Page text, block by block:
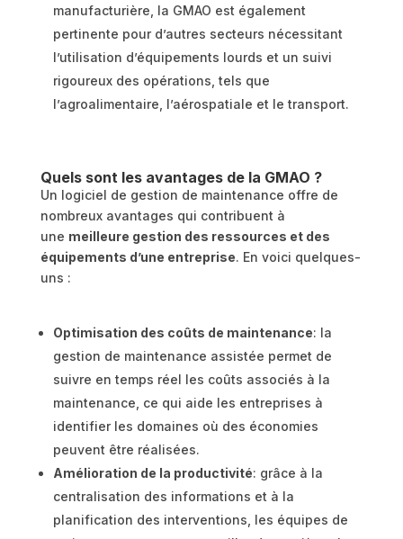
manufacturière, la GMAO est également
pertinente pour d’autres secteurs nécessitant
l’utilisation d’équipements lourds et un suivi
rigoureux des opérations, tels que
l’agroalimentaire, l’aérospatiale et le transport.
Quels sont les avantages de la GMAO ?
Un logiciel de gestion de maintenance offre de
nombreux avantages qui contribuent à
une meilleure gestion des ressources et des
équipements d’une entreprise. En voici quelques-
uns :
Optimisation des coûts de maintenance: la
gestion de maintenance assistée permet de
suivre en temps réel les coûts associés à la
maintenance, ce qui aide les entreprises à
identifier les domaines où des économies
peuvent être réalisées.
Amélioration de la productivité: grâce à la
centralisation des informations et à la
planification des interventions, les équipes de